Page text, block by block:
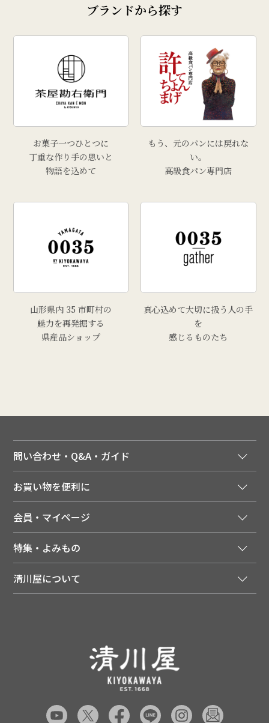
ブランドから探す
お菓子一つひとつに
丁重な作り手の思いと
物語を込めて
もう、元のパンには戻れな
い。
高級食パン専門店
山形県内 35 市町村の
魅力を再発掘する
県産品ショップ
真心込めて大切に扱う人の手
を
感じるものたち
問い合わせ・Q&A・ガイド
ご利用ガイド
領収書について
送料について
配達日について
返品について
よくあるご質問（FAQ）
あんしんの品質保証について（産直品）
品質保証について（通常品）
お買い物を便利に
季節のカタログを無料でお届け
店舗・ECポイント共通アプリ
LINEお友だち登録
会員・マイページ
会員特典について
注文履歴
特集・よみもの
メディア掲載商品
清川屋のレビューを見る
清川屋について